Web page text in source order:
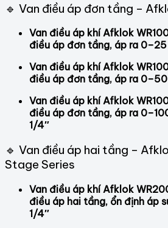
🔹 Van điều áp đơn tầng –
Van điều áp khí Afklok
điều áp đơn tầng, áp ra 0–25
Van điều áp khí Afklok
điều áp đơn tầng, áp ra
Van điều áp khí Afklok
điều áp đơn tầng, áp ra
1/4″
🔹 Van điều áp hai tầng –
Stage Series
Van điều áp khí Afklok
điều áp hai tầng, ổn định áp
1/4″